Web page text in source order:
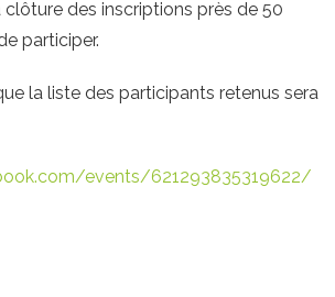
clôture des inscriptions près de 50
participer.
la liste des participants retenus sera
events/621293835319622/